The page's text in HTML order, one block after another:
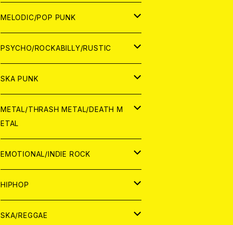
アナログ
CD
WORLD
アナログ
CD
MELODIC/POP PUNK
JAPAN
CD
ANALOG
WORLD
CD
PSYCHO/ROCKABILLY/RUSTIC
JAPAN
CD
WORLD
CD
SKA PUNK
JAPAN
CD
WORLD
CD
METAL/THRASH METAL/DEATH M
ETAL
JAPAN
CD
ANALOG
WORLD
ANALOG
EMOTIONAL/INDIE ROCK
JAPAN
CD
WORLD
HIPHOP
JAPAN
SKA/REGGAE